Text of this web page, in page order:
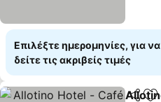
Επιλέξτε ημερομηνίες, για να
δείτε τις ακριβείς τιμές